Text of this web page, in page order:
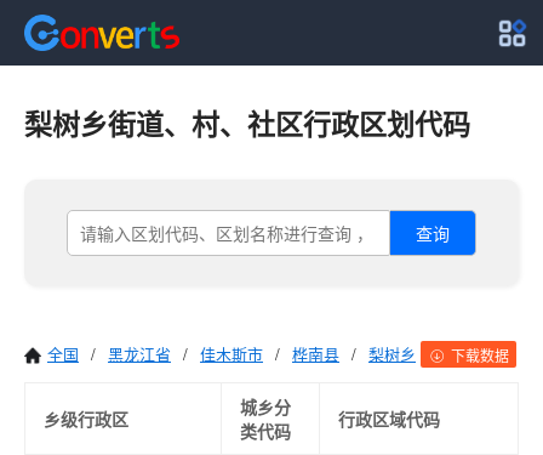
梨树乡街道、村、社区行政区划代码
查询
全国 / 黑龙江省 / 佳木斯市 / 桦南县 / 梨树乡 下载数据
乡级行政区
城乡分
类代码
行政区域代码